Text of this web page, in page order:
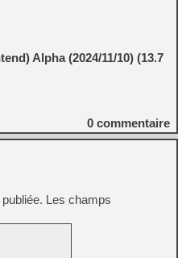
Alpha (2024/11/10) (13.7
0 commentaire
Les champs